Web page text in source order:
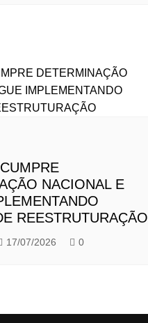
NACIONAL E
REESTRUTURAÇÃO
17/07/2026 0